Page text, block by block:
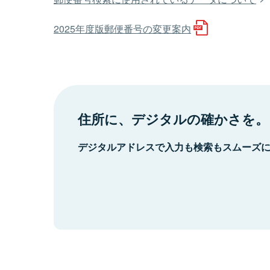
2025年度版郵便番号の変更案内
住所に、デジタルの確かさを。
デジタルアドレスで入力も検索もスムーズ